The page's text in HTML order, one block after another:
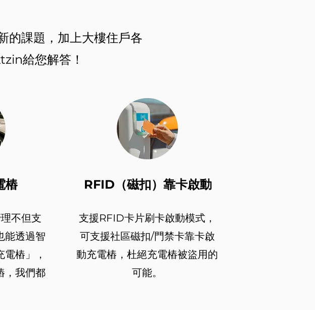
的課題，加上大樓住戶各
給您解答！
樁
不但支
能透過智
樁」，
，我們都
RFID（磁扣）靠卡啟動
支援RFID卡片刷卡啟動模式，
可支援社區磁扣/門禁卡靠卡啟
動充電樁，杜絕充電樁被盜用的
可能。